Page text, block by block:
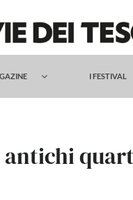
I FESTIVAL
antichi